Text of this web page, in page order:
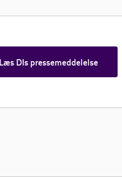
Læs DIs pressemeddelelse